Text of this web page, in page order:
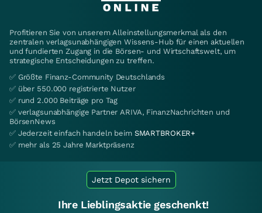
Profitieren Sie von unserem Alleinstellungsmerkmal als den
zentralen verlagsunabhängigen Wissens-Hub für einen aktuellen
und fundierten Zugang in die Börsen- und Wirtschaftswelt, um
strategische Entscheidungen zu treffen.
✅ Größte Finanz-Community Deutschlands
✅ über 550.000 registrierte Nutzer
✅ rund 2.000 Beiträge pro Tag
✅ verlagsunabhängige Partner ARIVA, FinanzNachrichten und
BörsenNews
✅ Jederzeit einfach handeln beim SMARTBROKER+
✅ mehr als 25 Jahre Marktpräsenz
Jetzt Depot sichern
Ihre Lieblingsaktie geschenkt!